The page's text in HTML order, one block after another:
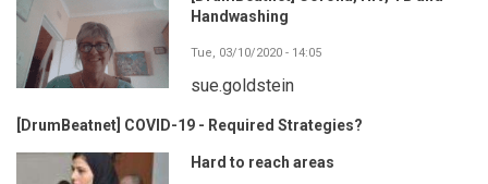
Handwashing
Tue, 03/10/2020 - 14:05
sue.goldstein
[DrumBeatnet] COVID-19 - Required Strategies?
Hard to reach areas